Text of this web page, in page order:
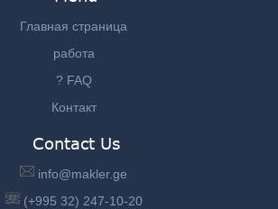
Главная страница
работа
? FAQ
Контакт
Contact Us
info@makler.ge
(+995 32) 247-10-20